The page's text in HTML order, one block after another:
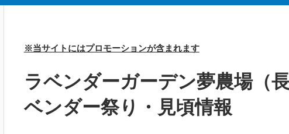
※当サイトにはプロモーションが含まれます
ラベンダーガーデン夢農場（
ベンダー祭り・見頃情報